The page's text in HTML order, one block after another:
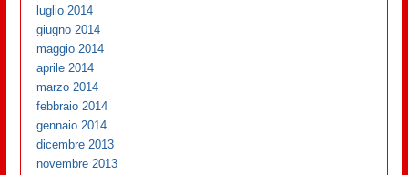
luglio 2014
giugno 2014
maggio 2014
aprile 2014
marzo 2014
febbraio 2014
gennaio 2014
dicembre 2013
novembre 2013